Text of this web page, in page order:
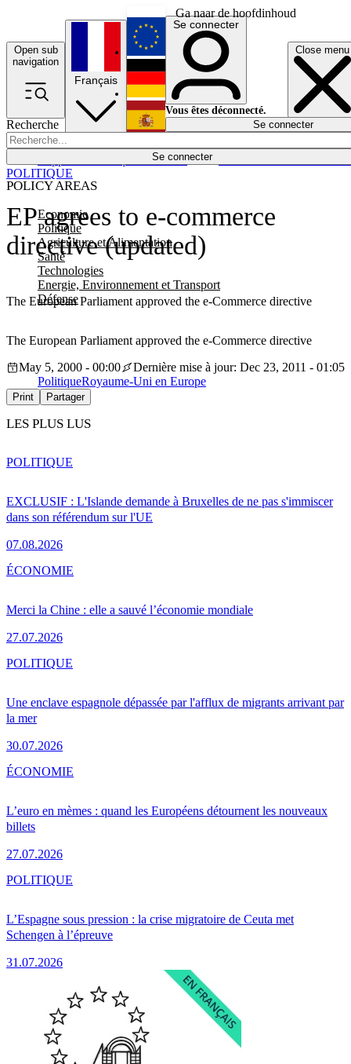
Ga naar de hoofdinhoud
Open sub
navigation
Close menu
Recherche
Se connecter
POLICY AREAS
Economie
Politique
Agriculture et Alimentation
Santé
Technologies
Energie, Environnement et Transport
Défense
Économie
Français
English
Deutsch
Español
Se connecter
Vous êtes déconnecté.
Se connecter
EP agrees to e-commerce
directive (updated)
The European Parliament approved the e-Commerce directive
POLITIQUE
The European Parliament approved the e-Commerce directive
May 5, 2000 - 00:00
Dernière mise à jour: Dec 23, 2011 - 01:05
PolitiqueRoyaume-Uni en Europe
Print Partager
LES PLUS LUS
EXCLUSIF : L'Islande demande à Bruxelles de ne pas s'immiscer
dans son référendum sur l'UE
07.08.2026
POLITIQUE
Merci la Chine : elle a sauvé l’économie mondiale
27.07.2026
ÉCONOMIE
Une enclave espagnole dépassée par l'afflux de migrants arrivant par
la mer
30.07.2026
POLITIQUE
L’euro en mèmes : quand les Européens détournent les nouveaux
billets
27.07.2026
ÉCONOMIE
L’Espagne sous pression : la crise migratoire de Ceuta met
Schengen à l’épreuve
31.07.2026
POLITIQUE